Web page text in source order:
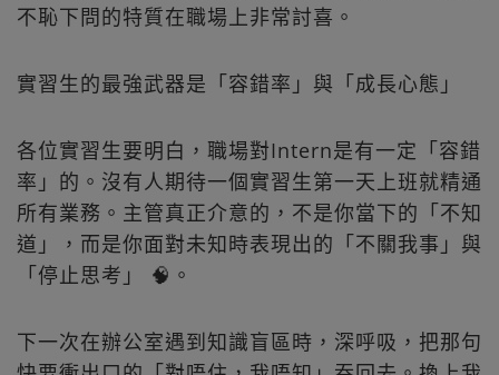
不恥下問的特質在職場上非常討喜。
實習生的最強武器是「容錯率」與「成長心態」
各位實習生要明白，職場對Intern是有一定「容錯
率」的。沒有人期待一個實習生第一天上班就精通
所有業務。主管真正介意的，不是你當下的「不知
道」，而是你面對未知時表現出的「不關我事」與
「停止思考」 🧠。
下一次在辦公室遇到知識盲區時，深呼吸，把那句